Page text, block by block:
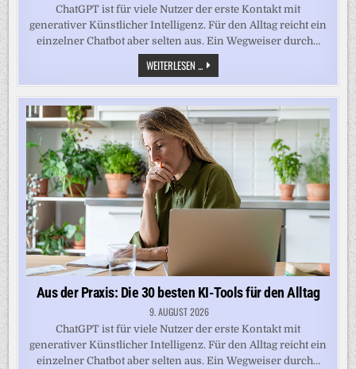
ChatGPT ist für viele Nutzer der erste Kontakt mit
generativer Künstlicher Intelligenz. Für den Alltag reicht ein
einzelner Chatbot aber selten aus. Ein Wegweiser durch…
WEITERLESEN ...AUS
DER
PRAXIS:
DIE
30
BESTEN
KI-
TOOLS
FÜR
DEN
ALLTAG
Aus der Praxis: Die 30 besten KI-Tools für den Alltag
9. AUGUST 2026
ChatGPT ist für viele Nutzer der erste Kontakt mit
generativer Künstlicher Intelligenz. Für den Alltag reicht ein
einzelner Chatbot aber selten aus. Ein Wegweiser durch…